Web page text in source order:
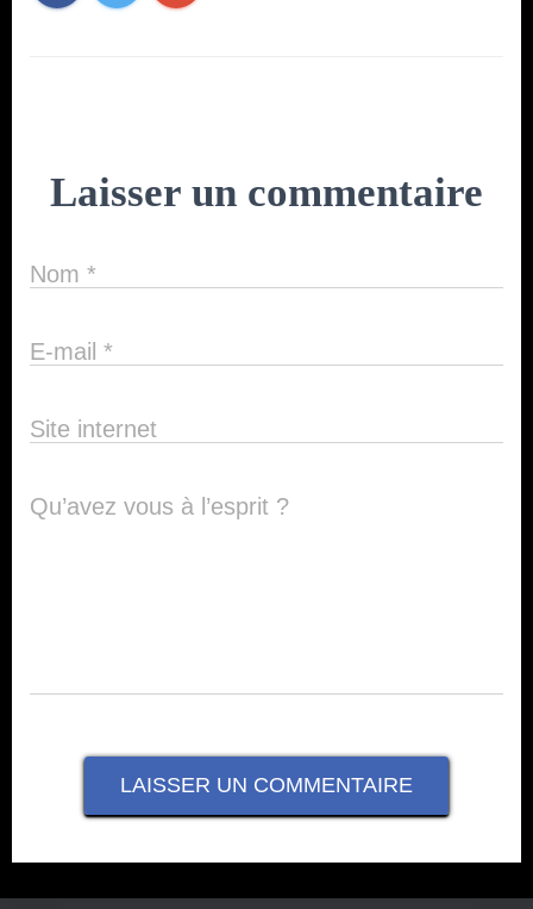
Laisser un commentaire
Nom *
E-mail *
Site internet
Qu’avez vous à l’esprit ?